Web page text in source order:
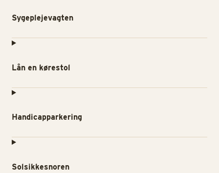
Sygeplejevagten
Lån en kørestol
Handicapparkering
Solsikkesnoren